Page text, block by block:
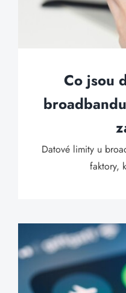
Co jsou
Datové limity u
faktory,